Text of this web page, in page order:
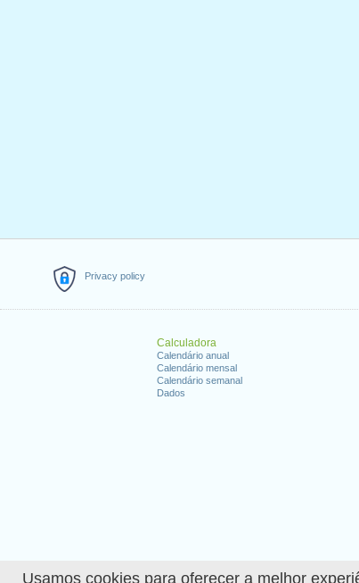
Usamos cookies para oferecer a melhor
Privacy policy
Calculadora
Calendário anual
Calendário mensal
Calendário semanal
Dados